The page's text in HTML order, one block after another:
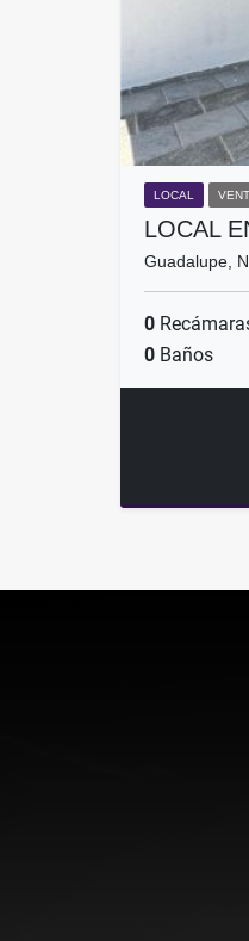
LOCAL
LOCAL
Guadalupe,
0
0 Baños